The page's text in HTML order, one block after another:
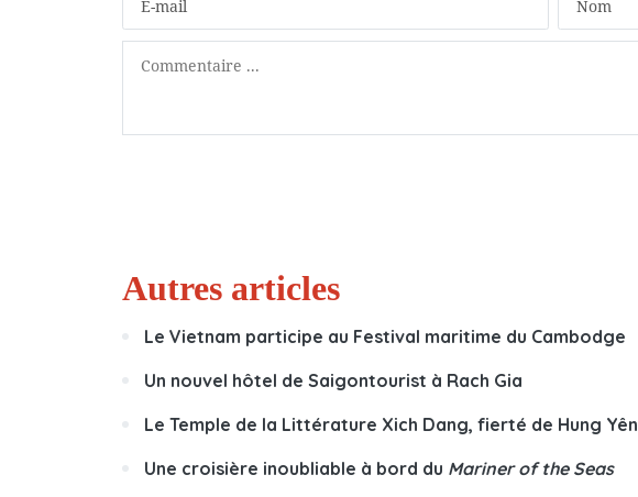
Autres articles
Le Vietnam participe au Festival maritime du Cambodge
Un nouvel hôtel de Saigontourist à Rach Gia
Le Temple de la Littérature Xich Dang, fierté de Hung Yên
Une croisière inoubliable à bord du Mariner of the Seas